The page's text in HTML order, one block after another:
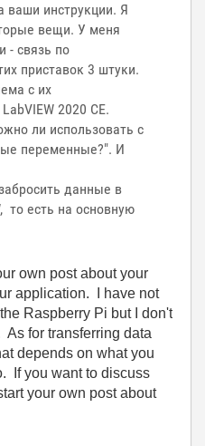
ваши инструкции. Я
вещи. У меня
- связь по
приставок 3 штуки.
с их
2020 СЕ.
ли использовать с
переменные?". И
данные в
то есть на основную
own post about your
application. I have not
Raspberry Pi but I don't
for transferring data
depends on what you
If you want to discuss
your own post about